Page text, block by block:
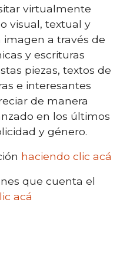
virtualmente
visual, textual y
a través de
y escrituras
piezas, textos de
e interesantes
de manera
en los últimos
y género.
haciendo clic acá
que cuenta el
acá